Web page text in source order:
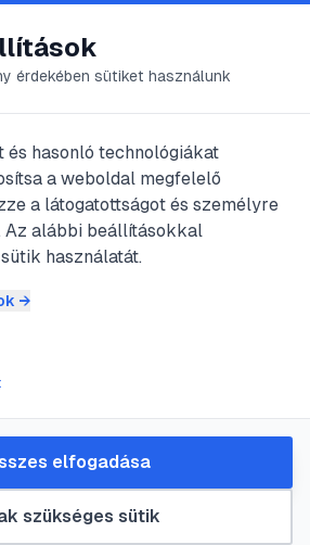
24. · 2perc olvasás
immunitás
akkor marad fenn, ha
a külvilágba került
terjedési módon
érdekében sütiket használunk
és hasonló technológiákat
a weboldal megfelelő
a látogatottságot és személyre
Az alábbi beállításokkal
használatát.
→
szükséges sütik
elfogadása